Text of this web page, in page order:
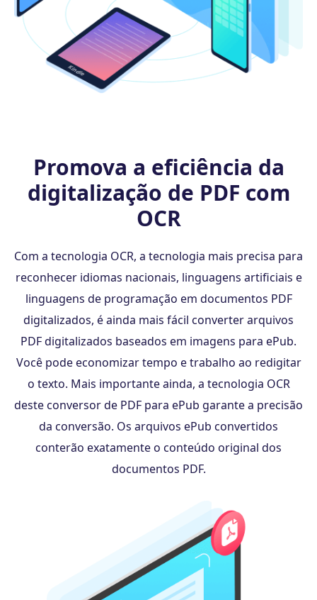
Promova a eficiência da
digitalização de PDF com
OCR
Com a tecnologia OCR, a tecnologia mais precisa para
reconhecer idiomas nacionais, linguagens artificiais e
linguagens de programação em documentos PDF
digitalizados, é ainda mais fácil converter arquivos
PDF digitalizados baseados em imagens para ePub.
Você pode economizar tempo e trabalho ao redigitar
o texto. Mais importante ainda, a tecnologia OCR
deste conversor de PDF para ePub garante a precisão
da conversão. Os arquivos ePub convertidos
conterão exatamente o conteúdo original dos
documentos PDF.